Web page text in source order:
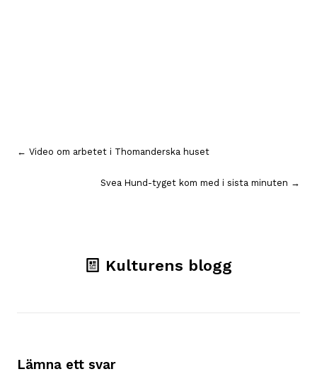
Inläggsnavigering
← Video om arbetet i Thomanderska huset
Svea Hund-tyget kom med i sista minuten →
Kulturens blogg
Lämna ett svar